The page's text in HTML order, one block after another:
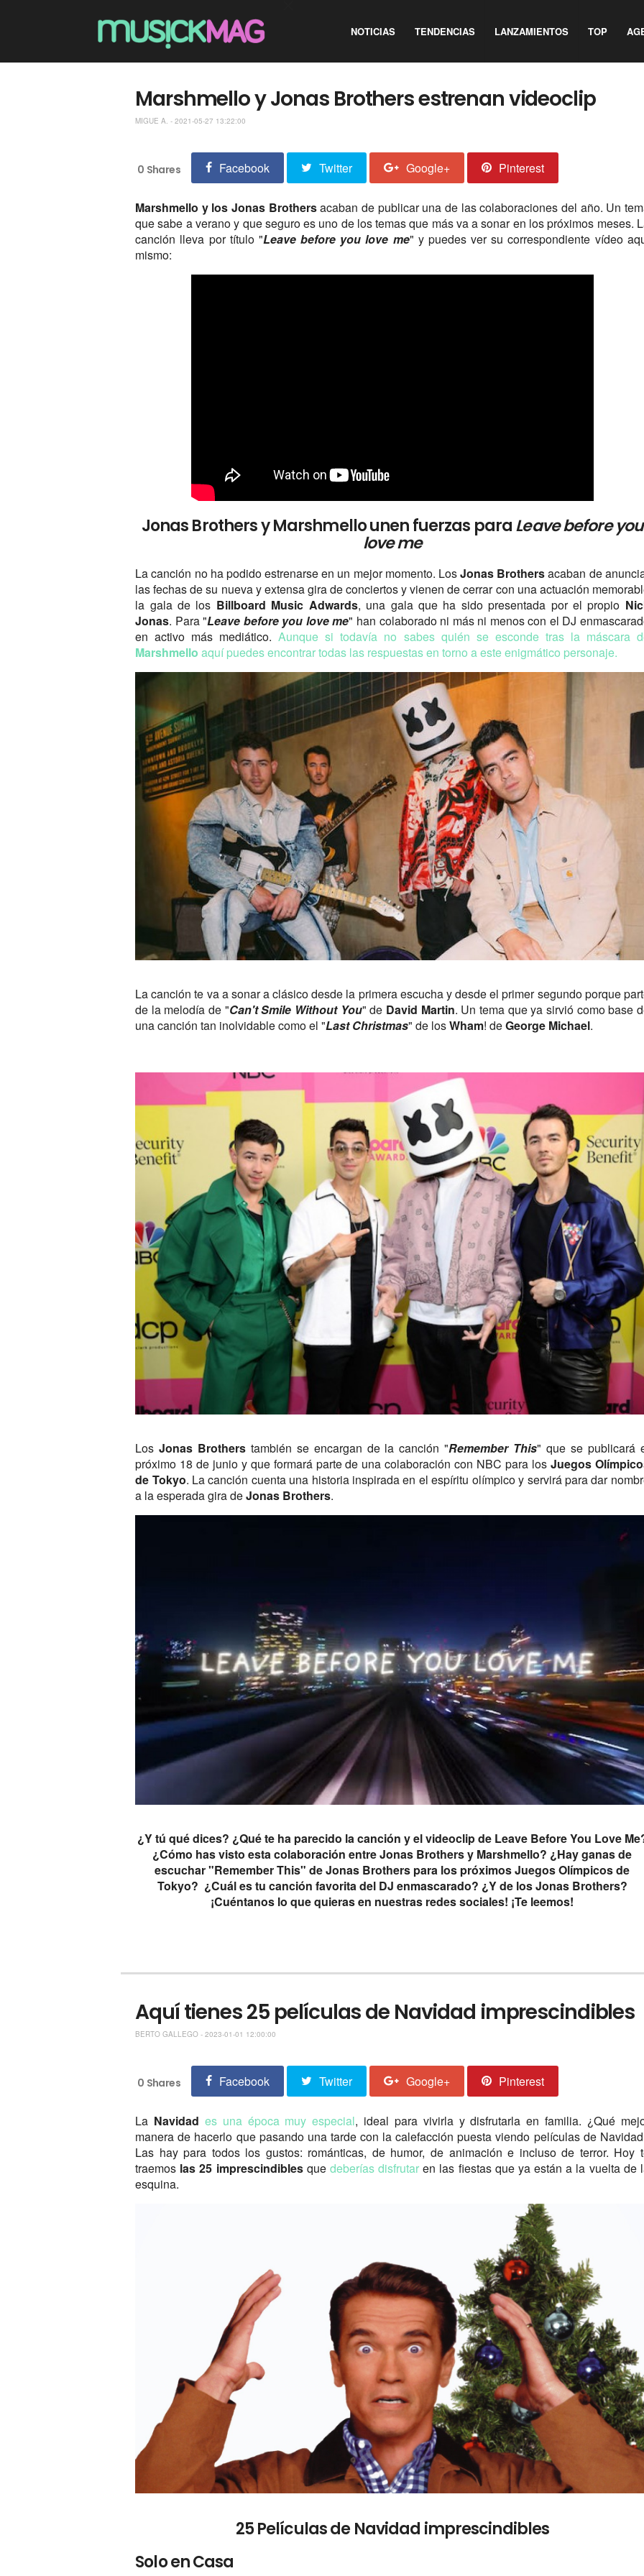
NOTICIAS TENDENCIAS LANZAMIENTOS TOP
Marshmello y Jonas Brothers estrenan videoclip
MIGUE A. - 2021-05-27 13:22:00
0 Shares Facebook Twitter Google+ Pinterest
Marshmello y los Jonas Brothersacaban de publicar una de las colaboraciones del año. Un
que sabe a verano y que seguro es uno de los temas que más va a sonar en los próximos meses.
canción lleva por título "Leave before you love me" y puedes ver su correspondiente vídeo
mismo:
Jonas Brothers y Marshmello unen fuerzas paraLeave before you
love me
La canción no ha podido estrenarse en un mejor momento. LosJonas Brothersacaban de
las fechas de su nueva y extensa gira de conciertos y vienen de cerrar con una actuación
la gala de los Billboard Music Adwards, una gala que ha sido presentada por el propio
Jonas. Para "Leave before you love me" han colaborado ni más ni menos con el DJ
en activo más mediático.Aunque si todavía no sabes quién se esconde tras la máscara
Marshmello aquí puedes encontrar todas las respuestas en torno a este enigmático personaje.
La canción te va a sonar a clásico desde la primera escucha y desde el primer segundo porque
de la melodía de "Can't Smile Without You" de David Martin. Un tema que ya sirvió como base
una canción tan inolvidable como el "Last Christmas" de losWham! deGeorge Michael.
LosJonas Brotherstambién se encargan de la canción "Remember This" que se publicará
próximo 18 de junio y que formará parte de una colaboración con NBC para los Juegos
de Tokyo. La canción cuenta una historia inspirada en el espíritu olímpico y servirá para dar
a la esperada gira deJonas Brothers.
¿Y tú qué dices? ¿Qué te ha parecido la canción y el videoclip de Leave Before You Love
¿Cómo has visto esta colaboración entre Jonas Brothers y Marshmello? ¿Hay ganas de
escuchar "Remember This" de Jonas Brothers para los próximos Juegos Olímpicos de
Tokyo? ¿Cuál es tu canción favorita del DJ enmascarado? ¿Y de los Jonas Brothers?
¡Cuéntanos lo que quieras en nuestras redes sociales! ¡Te leemos!
Aquí tienes 25 películas de Navidad imprescindibles
BERTO GALLEGO - 2023-01-01 12:00:00
0 Shares Facebook Twitter Google+ Pinterest
La Navidad es una época muy especial, ideal para vivirla y disfrutarla en familia. ¿Qué
manera de hacerlo que pasando una tarde con la calefacción puesta viendo películas de
Las hay para todos los gustos: románticas, de humor, de animación e incluso de terror. Hoy
traemos las 25 imprescindiblesque deberías disfrutar en las fiestas que ya están a la vuelta de
esquina.
25 Películas de Navidad imprescindibles
Solo en Casa